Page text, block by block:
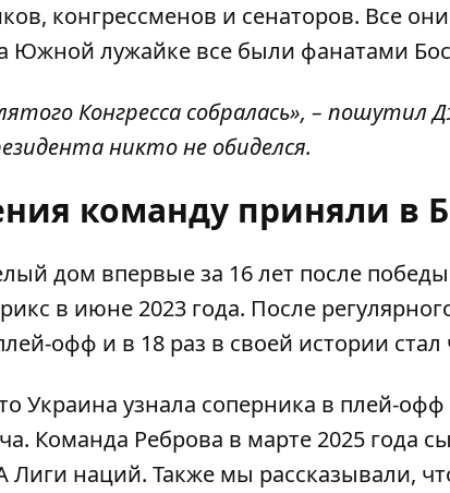
конгрессменов и сенаторов. Все
Южной лужайке все были фанатами
Конгресса собралась», – пошутил
никто не обиделся.
команду приняли в
дом впервые за 16 лет после
в июне 2023 года. После
офф и в 18 раз в своей истории
Украина узнала соперника в плей-
. Команда Реброва в марте 2025 года
Лиги наций. Также мы рассказывали,